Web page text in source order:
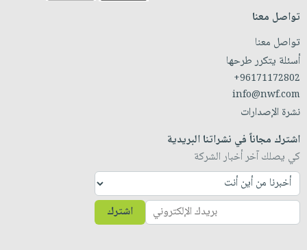
تواصل معنا
تواصل معنا
أسئلة يتكرر طرحها
+96171172802
info@nwf.com
نشرة الإصدارات
اشترك مجاناً في نشراتنا البريدية
كي يصلك آخر أخبار الشركة
اشترك